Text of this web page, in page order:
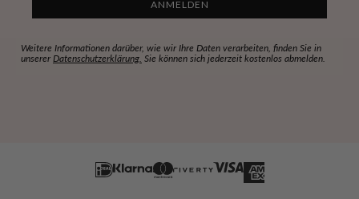
ANMELDEN
Weitere Informationen darüber, wie wir Ihre Daten verarbeiten, finden Sie in
unserer Datenschutzerklärung. Sie können sich jederzeit kostenlos abmelden.